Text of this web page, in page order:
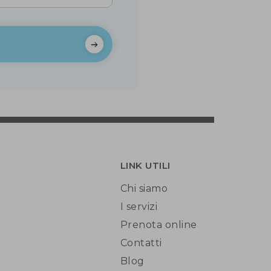
LINK UTILI
Chi siamo
I servizi
Prenota online
Contatti
Blog